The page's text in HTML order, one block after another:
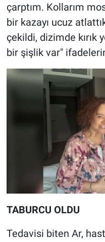
çarptım. Kollarım
bir kazayı ucuz
çekildi, dizimde kırık
bir şişlik var"
TABURCU OLDU
Tedavisi biten Ar,
Ne demişti
Nedir
Popüler
Programlar
Teknoloji
Türkiye'nin Geleceği
Türkiye'nin